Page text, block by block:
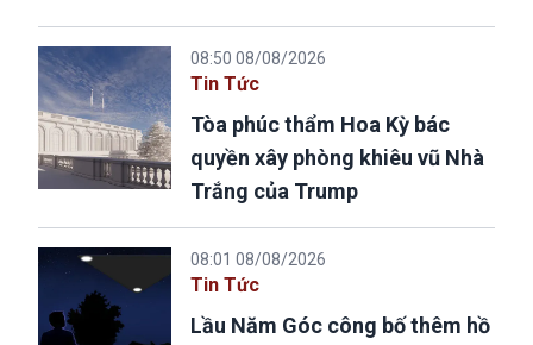
08:50 08/08/2026
Tin Tức
Tòa phúc thẩm Hoa Kỳ bác
quyền xây phòng khiêu vũ Nhà
Trắng của Trump
08:01 08/08/2026
Tin Tức
Lầu Năm Góc công bố thêm hồ